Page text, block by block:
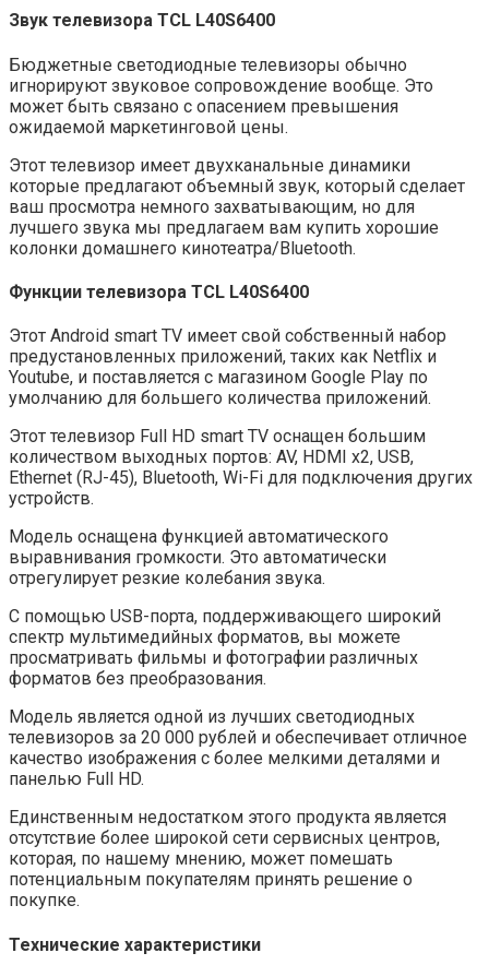
Звук телевизора TCL L40S6400
Бюджетные светодиодные телевизоры обычно
игнорируют звуковое сопровождение вообще. Это
может быть связано с опасением превышения
ожидаемой маркетинговой цены.
Этот телевизор имеет двухканальные динамики
которые предлагают объемный звук, который сделает
ваш просмотра немного захватывающим, но для
лучшего звука мы предлагаем вам купить хорошие
колонки домашнего кинотеатра/Bluetooth.
Функции телевизора TCL L40S6400
Этот Android smart TV имеет свой собственный набор
предустановленных приложений, таких как Netflix и
Youtube, и поставляется с магазином Google Play по
умолчанию для большего количества приложений.
Этот телевизор Full HD smart TV оснащен большим
количеством выходных портов: AV, HDMI x2, USB,
Ethernet (RJ-45), Bluetooth, Wi-Fi для подключения других
устройств.
Модель оснащена функцией автоматического
выравнивания громкости. Это автоматически
отрегулирует резкие колебания звука.
С помощью USB-порта, поддерживающего широкий
спектр мультимедийных форматов, вы можете
просматривать фильмы и фотографии различных
форматов без преобразования.
Модель является одной из лучших светодиодных
телевизоров за 20 000 рублей и обеспечивает отличное
качество изображения с более мелкими деталями и
панелью Full HD.
Единственным недостатком этого продукта является
отсутствие более широкой сети сервисных центров,
которая, по нашему мнению, может помешать
потенциальным покупателям принять решение о
покупке.
Технические характеристики